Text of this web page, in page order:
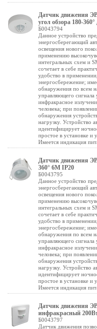
Датчик движения
угол обзора 180-
Б0043794
Данное устройство
энергосберегающий
освещения нового
применению
интегральных схем и
сочетает в себе
удобство в
энергосбережение;
обнаружения по всем
управляющего сигнала
инфракрасное
человека; при
обнаружения
нагрузку. Устройство
идентифицирует
простое в установке и
Имеется индикация
Датчик движения
360° 6М IP20
Б0043795
Данное устройство
энергосберегающий
освещения нового
применению
интегральных схем и
сочетает в себе
удобство в
энергосбережение;
обнаружения по всем
управляющего сигнала
инфракрасное
человека; при
обнаружения
нагрузку. Устройство
идентифицирует
простое в установке и
Имеется индикация
Датчик движения
инфракрасный
Б0043797
Датчик движения